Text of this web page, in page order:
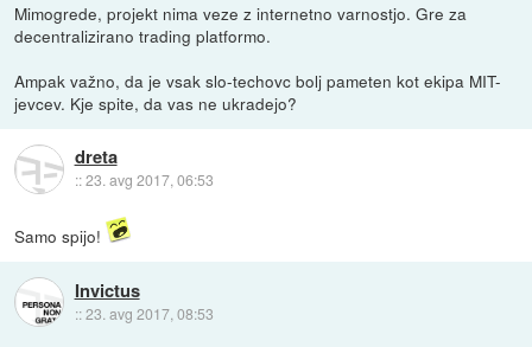
Mimogrede, projekt nima veze z internetno varnostjo. Gre za
decentralizirano trading platformo.
Ampak važno, da je vsak slo-techovc bolj pameten kot ekipa MIT-
jevcev. Kje spite, da vas ne ukradejo?
dreta
::23. avg 2017, 06:53
Samo spijo!
Invictus
::23. avg 2017, 08:53